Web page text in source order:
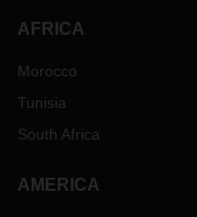
AFRICA
Morocco
Tunisia
South Africa
AMERICA